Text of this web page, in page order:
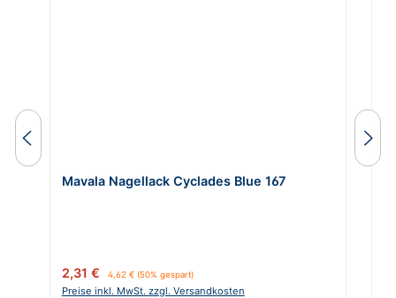
Mavala Nagellack Cyclades Blue 167
Verkaufspreis:
2,31 € Regulärer Preis:
4,62 € (50% gespart)
Preise inkl. MwSt. zzgl. Versandkosten